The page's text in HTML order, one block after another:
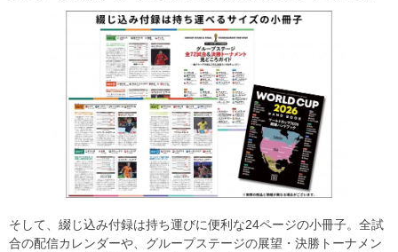
そして、綴じ込み付録は持ち運びに便利な24ページの小冊子。全試
合の配信カレンダーや、グループステージの展望・決勝トーナメン